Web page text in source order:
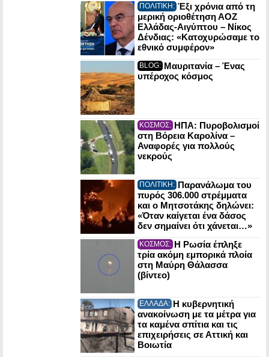
ΠΟΛΙΤΙΚΗ: Έξι χρόνια από τη
μερική οριοθέτηση ΑΟΖ
Ελλάδας-Αιγύπτου – Νίκος
Δένδιας: «Κατοχυρώσαμε το
εθνικό συμφέρον»
BLOG: Μαυριτανία – Ένας
υπέροχος κόσμος
ΚΟΣΜΟΣ: ΗΠΑ: Πυροβολισμοί
στη Βόρεια Καρολίνα –
Αναφορές για πολλούς
νεκρούς
ΠΟΛΙΤΙΚΗ: Παρανάλωμα του
πυρός 306.000 στρέμματα
και ο Μητσοτάκης δηλώνει:
«Όταν καίγεται ένα δάσος
δεν σημαίνει ότι χάνεται…»
ΚΟΣΜΟΣ: Η Ρωσία έπληξε
τρία ακόμη εμπορικά πλοία
στη Μαύρη Θάλασσα
(βίντεο)
ΕΛΛΑΔΑ: Η κυβερνητική
ανακοίνωση με τα μέτρα για
τα καμένα σπίτια και τις
επιχειρήσεις σε Αττική και
Βοιωτία